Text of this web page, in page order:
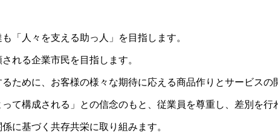
「人々を支える助っ人」を目指します。
れる企業市民を目指します。
ために、お客様の様々な期待に応える商品作りとサービスの
て構成される」との信念のもと、従業員を尊重し、差別を行
に基づく共存共栄に取り組みます。